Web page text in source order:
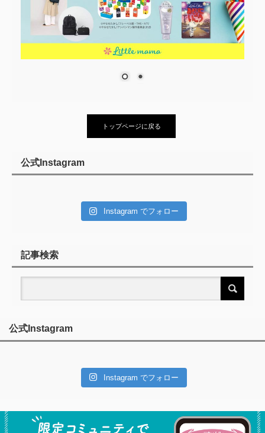
トップページに戻る
公式Instagram
Instagram でフォロー
記事検索
公式Instagram
Instagram でフォロー